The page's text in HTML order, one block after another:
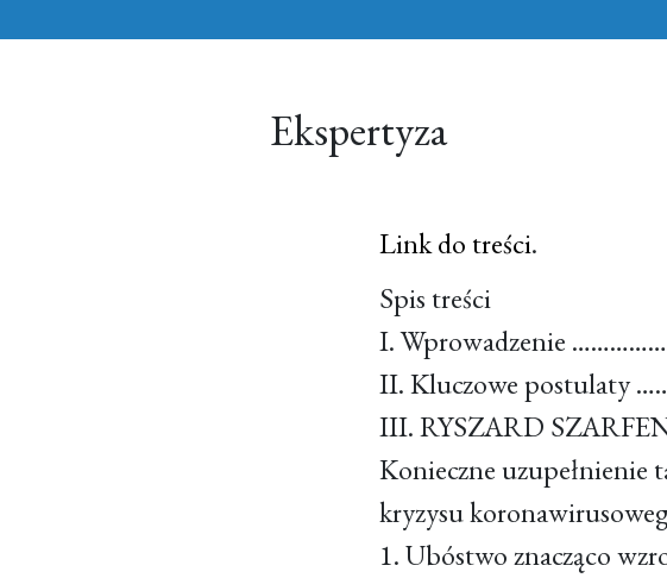
Ekspertyza
Link do treści.
Spis treści
I. Wprowadzenie
II. Kluczowe
III. RYSZARD
Konieczne uzupełnienie
kryzysu
1. Ubóstwo znacząco